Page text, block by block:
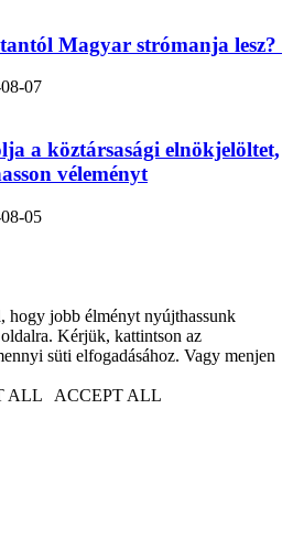
Magyar strómanja lesz?
07
a köztársasági elnökjelöltet,
véleményt
05
hogy jobb élményt nyújthassunk
Kérjük, kattintson az
süti elfogadásához. Vagy menjen
ALL ACCEPT ALL